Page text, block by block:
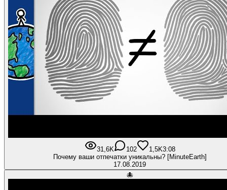
31,6K 102 1,5K3:08
Почему ваши отпечатки уникальны? [MinuteEarth]
17.08.2019
🐙